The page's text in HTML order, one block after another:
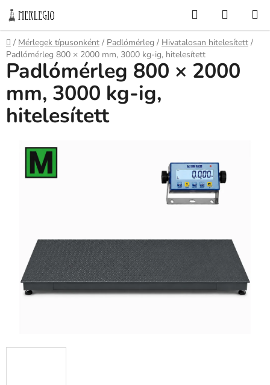
Ugrás
fő
tartalomhoz
KeresésKOSÁR
Kezdőlap
/ Mérlegek típusonként / Padlómérleg / Hivatalosan hitelesített /
Padlómérleg 800 × 2000 mm, 3000 kg-ig, hitelesített
Padlómérleg 800 × 2000
mm, 3000 kg-ig,
hitelesített